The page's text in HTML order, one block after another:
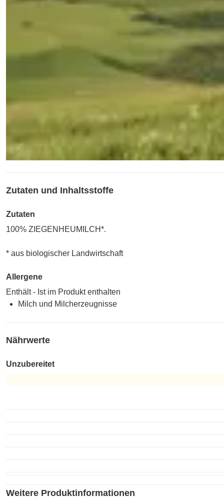
Zutaten und Inhaltsstoffe
Zutaten
100% ZIEGENHEUMILCH*.
* aus biologischer Landwirtschaft
Allergene
Enthält - Ist im Produkt enthalten
Milch und Milcherzeugnisse
Nährwerte
Unzubereitet
Weitere Produktinformationen